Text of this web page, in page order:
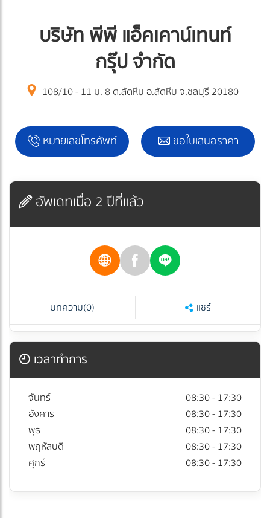
บริษัท พีพี แอ็คเคาน์เทนท์
กรุ๊ป จำกัด
108/10 - 11 ม. 8 ต.สัตหีบ อ.สัตหีบ จ.ชลบุรี 20180
หมายเลขโทรศัพท์ ขอใบเสนอราคา
อัพเดทเมื่อ 2 ปีที่แล้ว
บทความ(0) แชร์
เวลาทำการ
จันทร์
08:30 - 17:30
อังคาร
08:30 - 17:30
พุธ
08:30 - 17:30
พฤหัสบดี
08:30 - 17:30
ศุกร์
08:30 - 17:30